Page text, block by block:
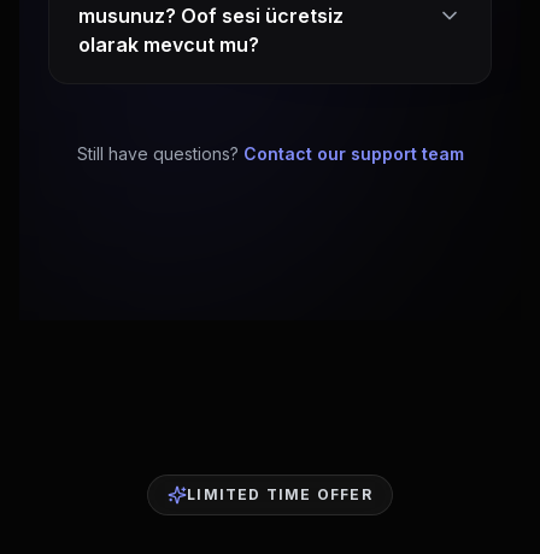
musunuz? Oof sesi ücretsiz
olarak mevcut mu?
Still have questions? Contact our support team
LIMITED TIME OFFER